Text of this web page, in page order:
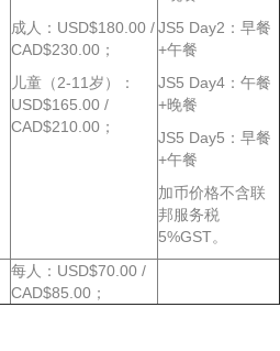
成人：USD$180.00 /
CAD$230.00；
儿童（2-11岁）：
USD$165.00 /
CAD$210.00；
JS5 Day2：早餐
+午餐
JS5 Day4：午餐
+晚餐
JS5 Day5：早餐
+午餐
加币价格不含联
邦服务税
5%GST。
每人：USD$70.00 /
CAD$85.00；